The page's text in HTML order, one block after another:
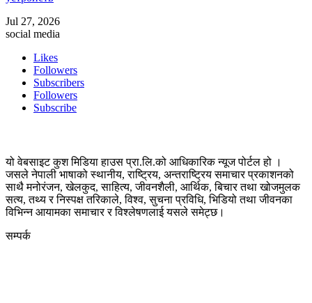
Jul 27, 2026
social media
Likes
Followers
Subscribers
Followers
Subscribe
यो वेबसाइट कुश मिडिया हाउस प्रा.लि.को आधिकारिक न्यूज पोर्टल हो ।
जसले नेपाली भाषाको स्थानीय, राष्ट्रिय, अन्तराष्ट्रिय समाचार प्रकाशनको
साथै मनोरंजन, खेलकुद, साहित्य, जीवनशैली, आर्थिक, बिचार तथा खोजमुलक
सत्य, तथ्य र निस्पक्ष तरिकाले, विश्व, सुचना प्रविधि, भिडियो तथा जीवनका
विभिन्न आयामका समाचार र विश्लेषणलाई यसले समेट्छ।
सम्पर्क